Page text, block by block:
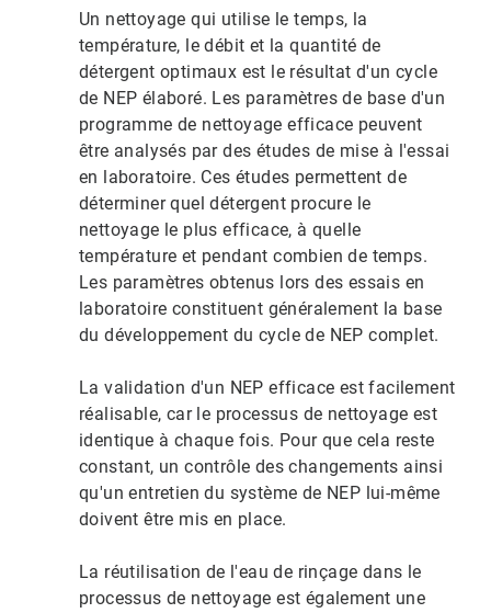
Un nettoyage qui utilise le temps, la
température, le débit et la quantité de
détergent optimaux est le résultat d'un cycle
de NEP élaboré. Les paramètres de base d'un
programme de nettoyage efficace peuvent
être analysés par des études de mise à l'essai
en laboratoire. Ces études permettent de
déterminer quel détergent procure le
nettoyage le plus efficace, à quelle
température et pendant combien de temps.
Les paramètres obtenus lors des essais en
laboratoire constituent généralement la base
du développement du cycle de NEP complet.
La validation d'un NEP efficace est facilement
réalisable, car le processus de nettoyage est
identique à chaque fois. Pour que cela reste
constant, un contrôle des changements ainsi
qu'un entretien du système de NEP lui-même
doivent être mis en place.
La réutilisation de l'eau de rinçage dans le
processus de nettoyage est également une